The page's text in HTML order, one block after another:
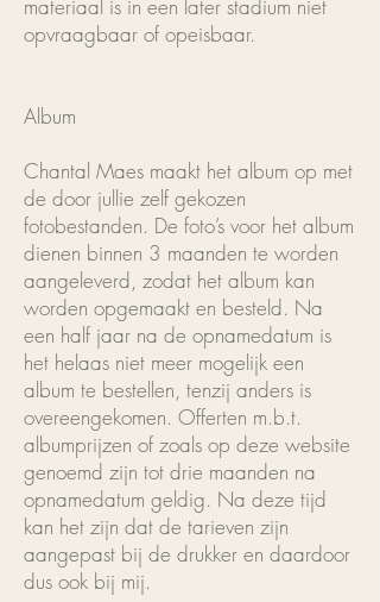
materiaal is in een later stadium niet
opvraagbaar of opeisbaar.
Album
Chantal Maes maakt het album op met
de door jullie zelf gekozen
fotobestanden. De foto’s voor het album
dienen binnen 3 maanden te worden
aangeleverd, zodat het album kan
worden opgemaakt en besteld. Na
een half jaar na de opnamedatum is
het helaas niet meer mogelijk een
album te bestellen, tenzij anders is
overeengekomen. Offerten m.b.t.
albumprijzen of zoals op deze website
genoemd zijn tot drie maanden na
opnamedatum geldig. Na deze tijd
kan het zijn dat de tarieven zijn
aangepast bij de drukker en daardoor
dus ook bij mij.